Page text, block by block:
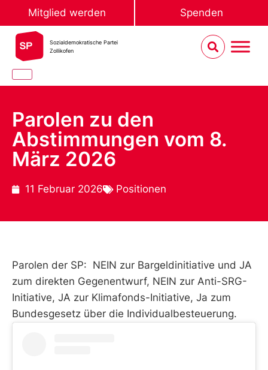
Mitglied werden Spenden
Sozialdemokratische Partei
Zollikofen
Parolen zu den
Abstimmungen vom 8.
März 2026
11 Februar 2026 Positionen
Parolen der SP: NEIN zur Bargeldinitiative und JA
zum direkten Gegenentwurf, NEIN zur Anti-SRG-
Initiative, JA zur Klimafonds-Initiative, Ja zum
Bundesgesetz über die Individualbesteuerung.